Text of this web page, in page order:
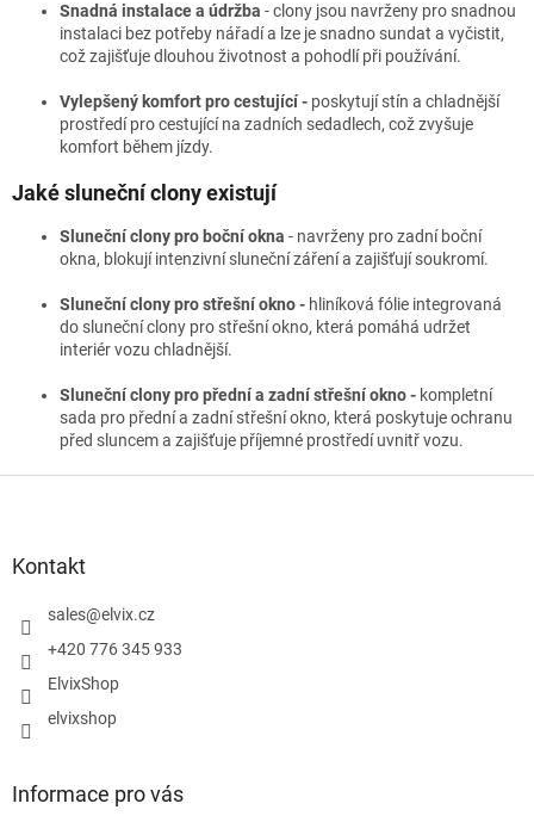
Snadná instalace a údržba - clony jsou navrženy pro snadnou
instalaci bez potřeby nářadí a lze je snadno sundat a vyčistit,
což zajišťuje dlouhou životnost a pohodlí při používání.
Vylepšený komfort pro cestující - poskytují stín a chladnější
prostředí pro cestující na zadních sedadlech, což zvyšuje
komfort během jízdy.
Jaké sluneční clony existují
Sluneční clony pro boční okna - navrženy pro zadní boční
okna, blokují intenzivní sluneční záření a zajišťují soukromí.
Sluneční clony pro střešní okno - hliníková fólie integrovaná
do sluneční clony pro střešní okno, která pomáhá udržet
interiér vozu chladnější.
Sluneční clony pro přední a zadní střešní okno - kompletní
sada pro přední a zadní střešní okno, která poskytuje ochranu
před sluncem a zajišťuje příjemné prostředí uvnitř vozu.
Kontakt
sales@elvix.cz
+420 776 345 933
ElvixShop
elvixshop
Informace pro vás